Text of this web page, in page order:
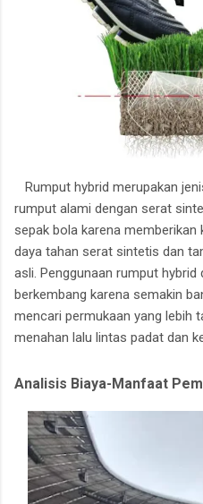
Rumput hybrid merupakan
rumput alami dengan serat
sepak bola karena
daya tahan serat sintetis dan
asli. Penggunaan rumput hybrid
berkembang karena semakin
mencari permukaan yang lebih
menahan lalu lintas padat dan
Analisis Biaya-Manfaat